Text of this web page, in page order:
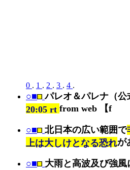
0 . 1 . 2 . 3 . 4 .
○■ パレオ＆パレナ（公
20:05 rt from web 【f
○■ 北日本の広い範囲で
上は大しけとなる恐れが
○■ 大雨と高波及び強風